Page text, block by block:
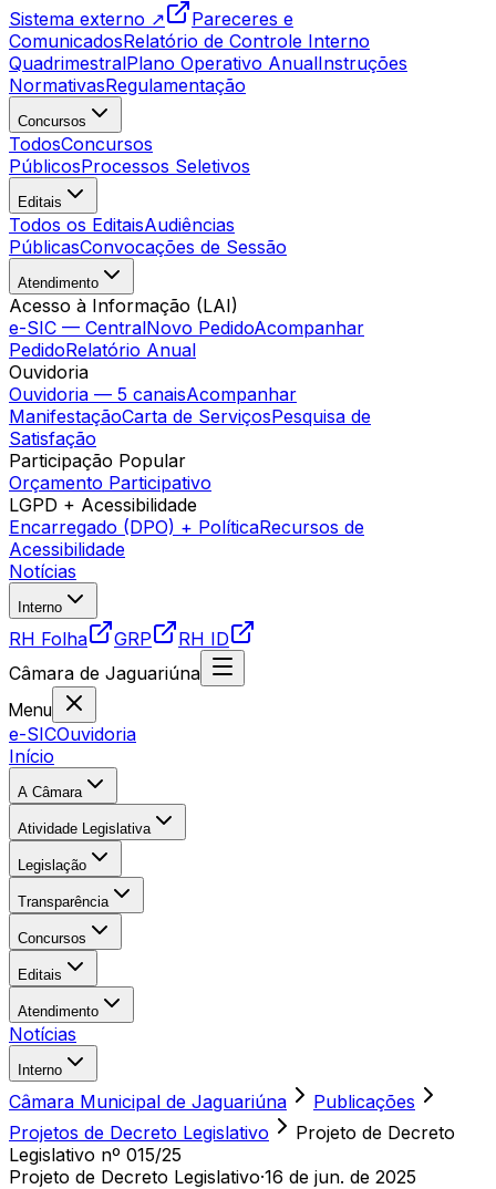
Sistema externo ↗
Pareceres e
ComunicadosRelatório de Controle Interno
QuadrimestralPlano Operativo AnualInstruções
NormativasRegulamentação
Concursos
TodosConcursos
PúblicosProcessos Seletivos
Editais
Todos os EditaisAudiências
PúblicasConvocações de Sessão
Atendimento
Acesso à Informação (LAI)
e-SIC — CentralNovo PedidoAcompanhar
PedidoRelatório Anual
Ouvidoria
Ouvidoria — 5 canaisAcompanhar
ManifestaçãoCarta de ServiçosPesquisa de
Satisfação
Participação Popular
Orçamento Participativo
LGPD + Acessibilidade
Encarregado (DPO) + PolíticaRecursos de
Acessibilidade
Notícias
Interno
RH Folha GRP
RH ID
Câmara de Jaguariúna
Menu
e-SICOuvidoria
Início
A Câmara
Atividade Legislativa
Legislação
Transparência
Concursos
Editais
Atendimento
Notícias
Interno
Câmara Municipal de Jaguariúna
Publicações
Projetos de Decreto Legislativo
Projeto de Decreto
Legislativo nº 015/25
Projeto de Decreto Legislativo·16 de jun. de 2025